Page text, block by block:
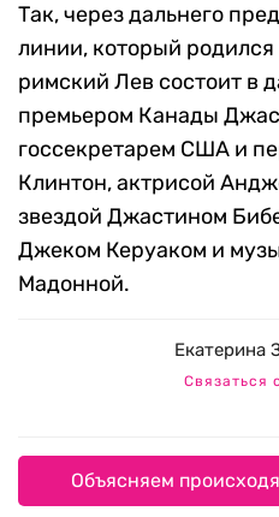
Так, через дальнего
линии, который
римский Лев состоит в
премьером Канады
госсекретарем США и
Клинтон, актрисой
звездой Джастином
Джеком Керуаком и
Мадонной.
Екатерина
Связаться
Объясняем